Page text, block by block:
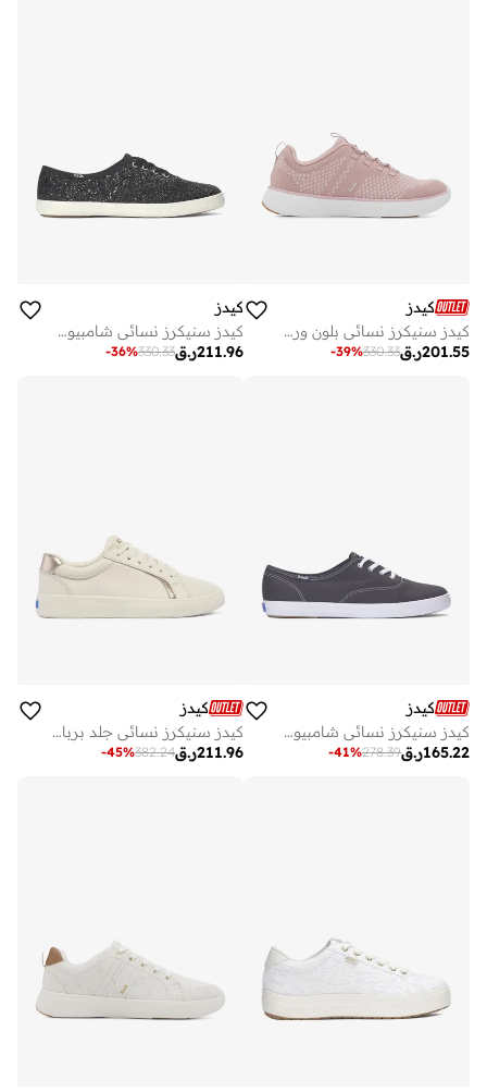
كيدز
كيدز سنيكرز نسائي بلون وردي
ر.ق201.55
330.33
-39%
كيدز
كيدز سنيكرز نسائي شامبيون دانتيل لامع نسيج كاجوال أسود
ر.ق211.96
330.33
-36%
كيدز
كيدز سنيكرز نسائي شامبيون أوريجينال قماش أزرق
ر.ق165.22
278.39
-41%
كيدز
كيدز سنيكرز نسائي جلد برباط بيج
ر.ق211.96
382.24
-45%